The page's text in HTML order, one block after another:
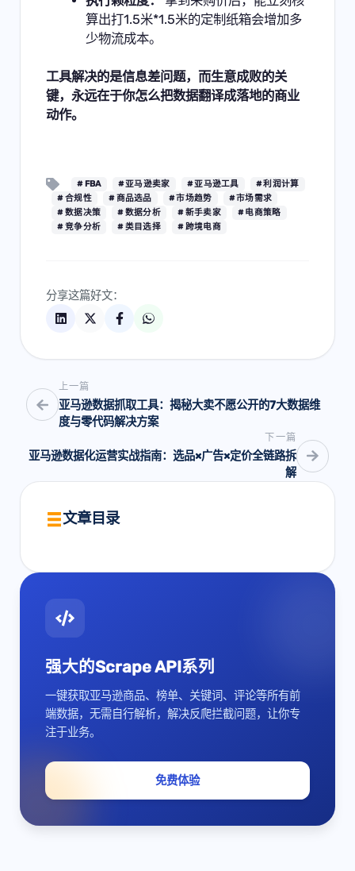
算出打1.5米*1.5米的定制纸箱会增加多
少物流成本。
工具解决的是信息差问题，而生意成败的关
键，永远在于你怎么把数据翻译成落地的商业
动作。
# FBA # 亚马逊卖家 # 亚马逊工具
# 利润计算
# 合规性
# 商品选品 # 市场趋势
# 市场需求
# 数据决策
# 数据分析 # 新手卖家
# 电商策略
# 竞争分析
# 类目选择 # 跨境电商
分享这篇好文：
上一篇
亚马逊数据抓取工具：揭秘大卖不愿公开的7大数据维
度与零代码解决方案
下一篇
亚马逊数据化运营实战指南：选品×广告×定价全链路拆
解
文章目录
强大的Scrape API系列
一键获取亚马逊商品、榜单、关键词、评论等所有前
端数据，无需自行解析，解决反爬拦截问题，让你专
注于业务。
免费体验